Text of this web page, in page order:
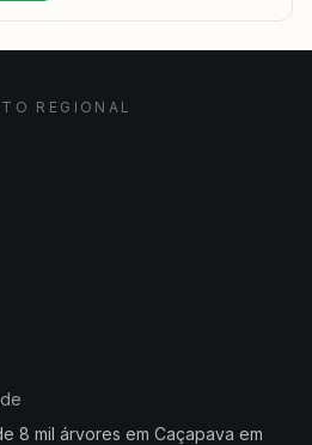
REGIONAL
8 mil árvores em Caçapava em